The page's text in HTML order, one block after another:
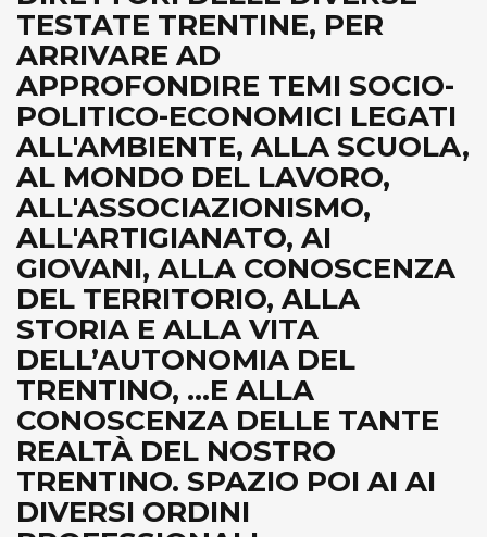
TESTATE TRENTINE, PER
ARRIVARE AD
APPROFONDIRE TEMI SOCIO-
POLITICO-ECONOMICI LEGATI
ALL'AMBIENTE, ALLA SCUOLA,
AL MONDO DEL LAVORO,
ALL'ASSOCIAZIONISMO,
ALL'ARTIGIANATO, AI
GIOVANI, ALLA CONOSCENZA
DEL TERRITORIO, ALLA
STORIA E ALLA VITA
DELL’AUTONOMIA DEL
TRENTINO, ...E ALLA
CONOSCENZA DELLE TANTE
REALTÀ DEL NOSTRO
TRENTINO. SPAZIO POI AI AI
DIVERSI ORDINI